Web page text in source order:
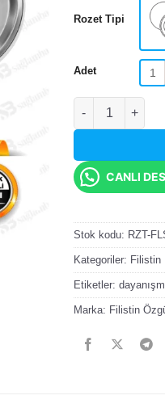
Rozet Tipi
Adet 1
Filistin Bayrağı
CANLI
Stok kodu: RZT-
Kategoriler: Filistin
Etiketler:
Marka: Filistin